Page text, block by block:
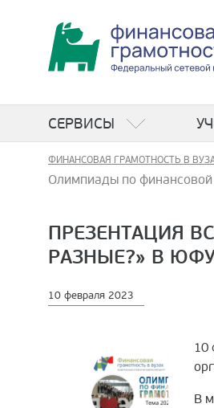
СЕРВИСЫ
ФИНАНСОВАЯ ГРАМОТНОСТЬ В
Олимпиады по
ПРЕЗЕНТАЦИЯ
РАЗНЫЕ?» В
10 февраля 2023
10
В